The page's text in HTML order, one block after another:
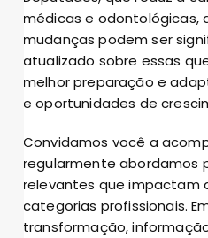
médicas e odontológicas,
mudanças podem ser
atualizado sobre essas
melhor preparação e
e oportunidades de
Convidamos você a
regularmente abordamos
relevantes que impactam
categorias profissionais.
transformação,